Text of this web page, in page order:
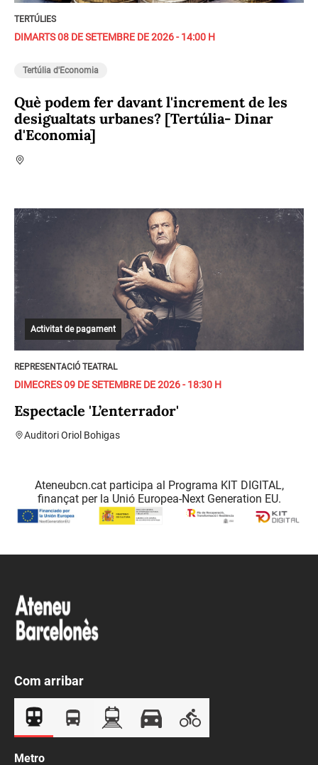
TERTÚLIES
DIMARTS 08 DE SETEMBRE DE 2026 - 14:00 H
Tertúlia d'Economia
Què podem fer davant l'increment de les
desigualtats urbanes? [Tertúlia- Dinar
d'Economia]
Activitat de pagament
REPRESENTACIÓ TEATRAL
DIMECRES 09 DE SETEMBRE DE 2026 - 18:30 H
Espectacle 'L’enterrador'
Auditori Oriol Bohigas
Ateneubcn.cat participa al Programa KIT DIGITAL,
finançat per la Unió Europea-Next Generation EU.
Com arribar
Metro